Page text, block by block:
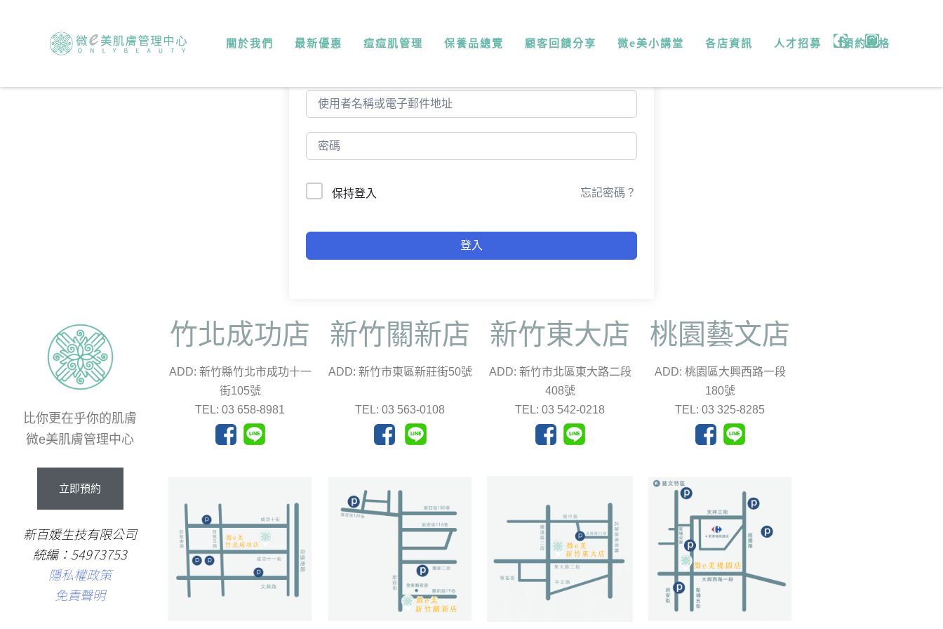
關於我們 最新優惠 痘痘肌管理 保養品總覽 顧客回饋分享 微e美小講堂 各店資訊 人才招募 預約表格
保持登入 忘記密碼？
登入
比你更在乎你的肌膚
微e美肌膚管理中心
立即預約
新百媛生技有限公司
統編：54973753
隱私權政策
免責聲明
竹北成功店
ADD: 新竹縣竹北市成功十一
街105號
TEL: 03 658-8981
新竹關新店
ADD: 新竹市東區新莊街50號
TEL: 03 563-0108
新竹東大店
ADD: 新竹市北區東大路二段
408號
TEL: 03 542-0218
桃園藝文店
ADD: 桃園區大興西路一段
180號
TEL: 03 325-8285